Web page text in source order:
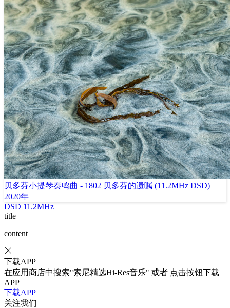
贝多芬小提琴奏鸣曲 - 1802 贝多芬的遗嘱 (11.2MHz DSD)
2020年
DSD 11.2MHz
title
content
下载APP
在应用商店中搜索"索尼精选Hi-Res音乐" 或者 点击按钮下载
APP
下载APP
关注我们